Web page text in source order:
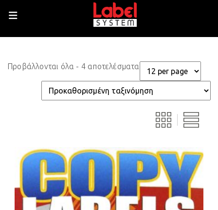
Προβάλλονται όλα - 4 αποτελέσματα